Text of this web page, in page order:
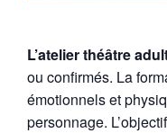
L’atelier théâtre
ou confirmés. La
émotionnels et
personnage.